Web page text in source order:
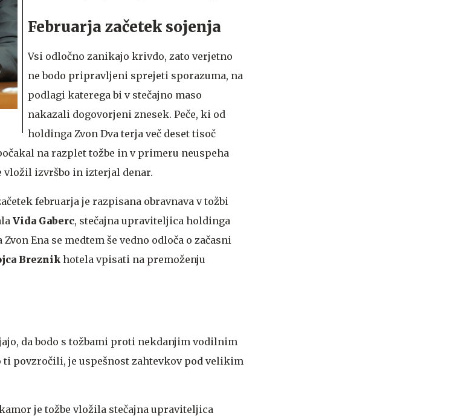
Februarja začetek sojenja
Vsi odločno zanikajo krivdo, zato verjetno
ne bodo pripravljeni sprejeti sporazuma, na
podlagi katerega bi v stečajno maso
nakazali dogovorjeni znesek. Peče, ki od
holdinga Zvon Dva terja več deset tisoč
na razplet tožbe in v primeru neuspeha
vložil izvršbo in izterjal denar.
februarja je razpisana obravnava v tožbi
Vida Gaberc, stečajna upraviteljica holdinga
Ena se medtem še vedno odloča o začasni
Breznikhotela vpisati na premoženju
da bodo s tožbami proti nekdanjim vodilnim
povzročili, je uspešnost zahtevkov pod velikim
je tožbe vložila stečajna upraviteljica